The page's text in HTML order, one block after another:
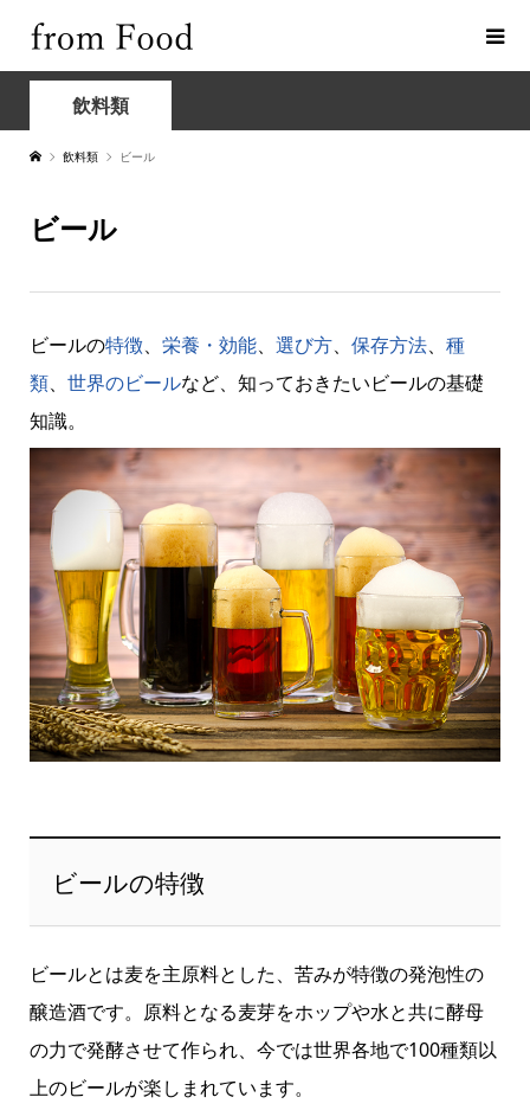
飲料類
飲料類 ビール
ビール
ビールの特徴、 栄養・効能、 選び方、 保存方法、 種
類、 世界のビールなど、知っておきたいビールの基礎
知識。
ビールの特徴
ビールとは麦を主原料とした、苦みが特徴の発泡性の
醸造酒です。原料となる麦芽をホップや水と共に酵母
の力で発酵させて作られ、今では世界各地で100種類以
上のビールが楽しまれています。